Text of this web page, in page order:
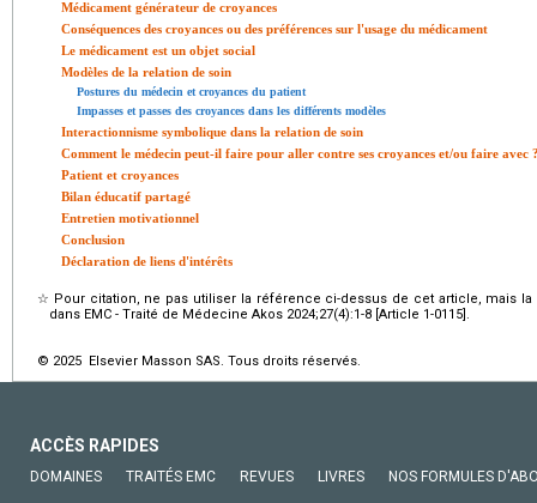
Médicament générateur de croyances
Conséquences des croyances ou des préférences sur l'usage du médicament
Le médicament est un objet social
Modèles de la relation de soin
Postures du médecin et croyances du patient
Impasses et passes des croyances dans les différents modèles
Interactionnisme symbolique dans la relation de soin
Comment le médecin peut-il faire pour aller contre ses croyances et/ou faire avec
Patient et croyances
Bilan éducatif partagé
Entretien motivationnel
Conclusion
Déclaration de liens d'intérêts
☆ Pour citation, ne pas utiliser la référence ci-dessus de cet article, mais
dans EMC - Traité de Médecine Akos 2024;27(4):1-8 [Article 1-0115].
© 2025 Elsevier Masson SAS. Tous droits réservés.
ACCÈS RAPIDES
DOMAINES TRAITÉS EMC REVUES LIVRES NOS FORMULES